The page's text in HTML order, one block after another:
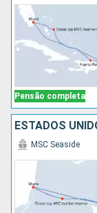
Pensão completa
ESTADOS
MSC Seaside